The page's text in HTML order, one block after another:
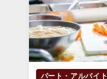
パート・アルバイト